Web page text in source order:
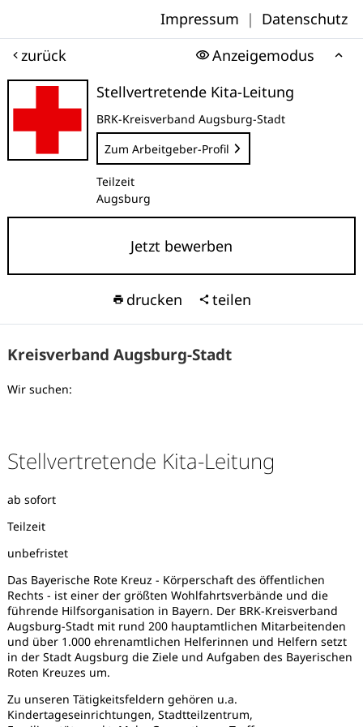
Impressum | Datenschutz
zurück
Anzeigemodus
Stellvertretende Kita-Leitung
BRK-Kreisverband Augsburg-Stadt
Zum Arbeitgeber-Profil
Teilzeit
Augsburg
Jetzt bewerben
drucken teilen
Kreisverband Augsburg-Stadt
Wir suchen:
Stellvertretende Kita-Leitung
ab sofort
Teilzeit
unbefristet
Das Bayerische Rote Kreuz - Körperschaft des öffentlichen
Rechts - ist einer der größten Wohlfahrtsverbände und die
führende Hilfsorganisation in Bayern. Der BRK-Kreisverband
Augsburg-Stadt mit rund 200 hauptamtlichen Mitarbeitenden
und über 1.000 ehrenamtlichen Helferinnen und Helfern setzt
in der Stadt Augsburg die Ziele und Aufgaben des Bayerischen
Roten Kreuzes um.
Zu unseren Tätigkeitsfeldern gehören u.a.
Kindertageseinrichtungen, Stadtteilzentrum,